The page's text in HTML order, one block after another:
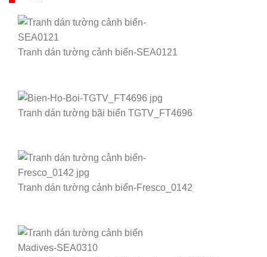
Tranh dán tường cảnh biển-SEA0121
Tranh dán tường bãi biển TGTV_FT4696
Tranh dán tường cảnh biển-Fresco_0142